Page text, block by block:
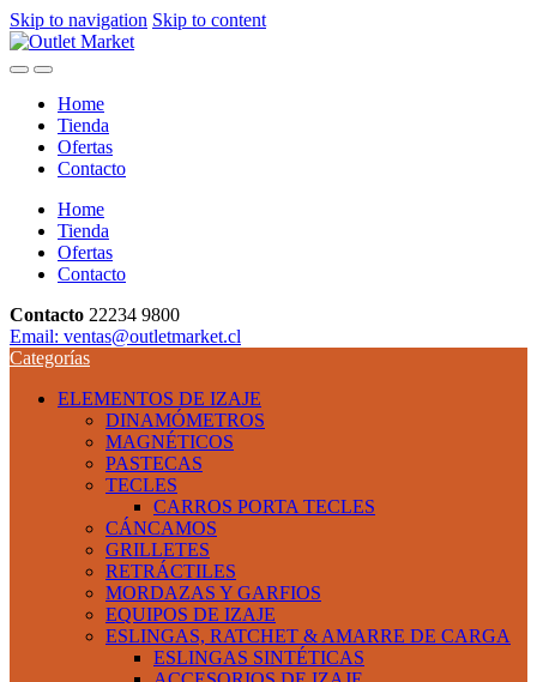
Skip to navigation Skip to content
Home
Tienda
Ofertas
Contacto
Home
Tienda
Ofertas
Contacto
Contacto 22234 9800
Email: ventas@outletmarket.cl
Categorías
ELEMENTOS DE IZAJE
DINAMÓMETROS
MAGNÉTICOS
PASTECAS
TECLES
CARROS PORTA TECLES
CÁNCAMOS
GRILLETES
RETRÁCTILES
MORDAZAS Y GARFIOS
EQUIPOS DE IZAJE
ESLINGAS, RATCHET & AMARRE DE CARGA
ESLINGAS SINTÉTICAS